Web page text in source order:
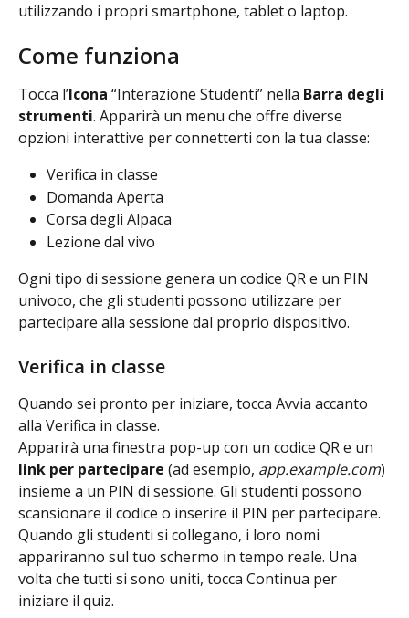
utilizzando i propri smartphone, tablet o laptop.
Come funziona
Tocca l’Icona “Interazione Studenti” nella Barra degli
strumenti. Apparirà un menu che offre diverse
opzioni interattive per connetterti con la tua classe:
Verifica in classe
Domanda Aperta
Corsa degli Alpaca
Lezione dal vivo
Ogni tipo di sessione genera un codice QR e un PIN
univoco, che gli studenti possono utilizzare per
partecipare alla sessione dal proprio dispositivo.
Verifica in classe
Quando sei pronto per iniziare, tocca Avvia accanto
alla Verifica in classe.
Apparirà una finestra pop-up con un codice QR e un
link per partecipare (ad esempio, app.example.com)
insieme a un PIN di sessione. Gli studenti possono
scansionare il codice o inserire il PIN per partecipare.
Quando gli studenti si collegano, i loro nomi
appariranno sul tuo schermo in tempo reale. Una
volta che tutti si sono uniti, tocca Continua per
iniziare il quiz.